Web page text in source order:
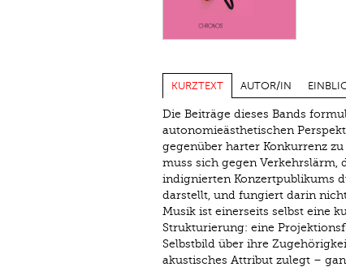
KURZTEXT AUTOR/IN
Die Beiträge dieses Bands
autonomieästhetischen
gegenüber harter Konkurrenz
muss sich gegen Verkehrslärm,
indignierten Konzertpublikums
darstellt, und fungiert darin
Musik ist einerseits selbst eine
Strukturierung: eine
Selbstbild über ihre
akustisches Attribut zulegt –